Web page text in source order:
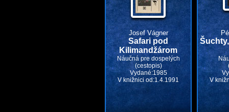
Josef Vágner
Safari pod
Kilimandžárom
Náučná pre dospelých
(cestopis)
Vydané:1985
V knižnici od:1.4.1991
V